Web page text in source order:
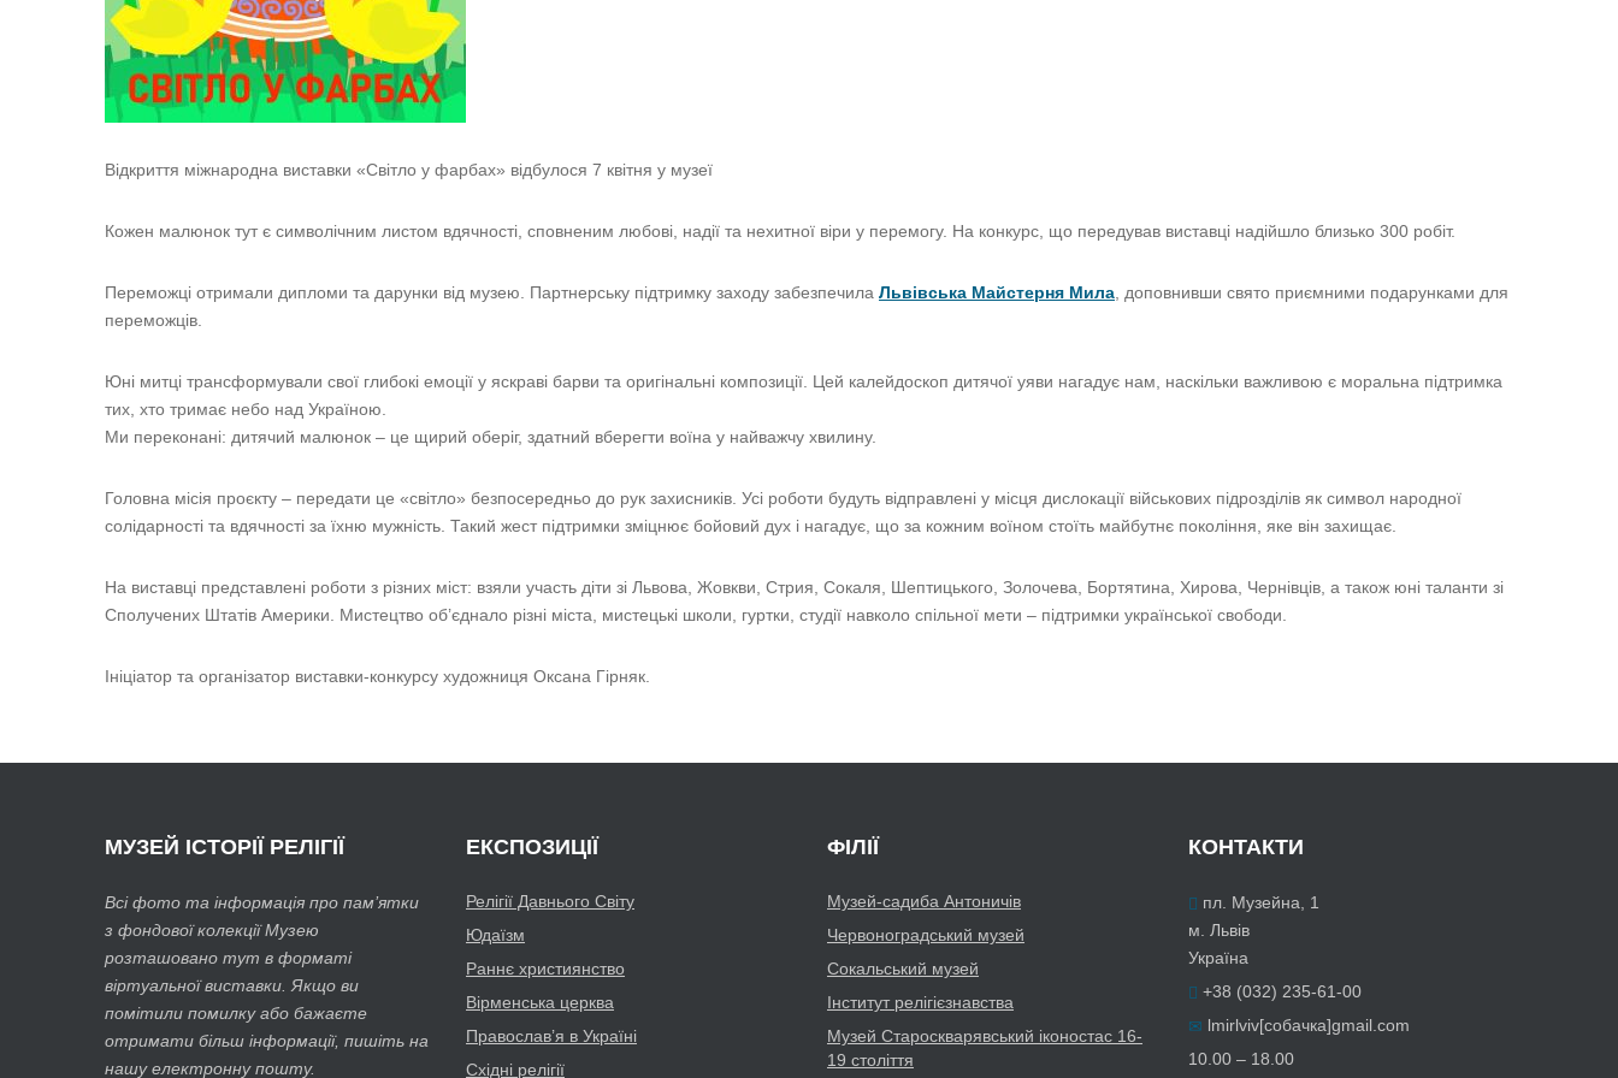
Відкриття міжнародна виставки «Світло у фарбах» відбулося 7 квітня у музеї
Кожен малюнок тут є символічним листом вдячності, сповненим любові, надії та нехитної віри у перемогу. На конкурс, що передував виставці надійшло близько 300 робіт.
Переможці отримали дипломи та дарунки від музею. Партнерську підтримку заходу забезпечила Львівська Майстерня Мила , доповнивши свято приємними подарунками для
переможців.
Юні митці трансформували свої глибокі емоції у яскраві барви та оригінальні композиції. Цей калейдоскоп дитячої уяви нагадує нам, наскільки важливою є моральна підтримка
тих, хто тримає небо над Україною.
Ми переконані: дитячий малюнок – це щирий оберіг, здатний вберегти воїна у найважчу хвилину.
Головна місія проєкту – передати це «світло» безпосередньо до рук захисників. Усі роботи будуть відправлені у місця дислокації військових підрозділів як символ народної
солідарності та вдячності за їхню мужність. Такий жест підтримки зміцнює бойовий дух і нагадує, що за кожним воїном стоїть майбутнє покоління, яке він захищає.
На виставці представлені роботи з різних міст: взяли участь діти зі Львова, Жовкви, Стрия, Сокаля, Шептицького, Золочева, Бортятина, Хирова, Чернівців, а також юні таланти зі
Сполучених Штатів Америки. Мистецтво об’єднало різні міста, мистецькі школи, гуртки, студії навколо спільної мети – підтримки української свободи.
Ініціатор та організатор виставки-конкурсу художниця Оксана Гірняк.
МУЗЕЙ ІСТОРІЇ РЕЛІГІЇ
Всі фото та інформація про пам’ятки
з фондової колекції Музею
розташовано тут в форматі
віртуальної виставки. Якщо ви
помітили помилку або бажаєте
отримати більш інформації, пишіть на
нашу електронну пошту.
ЕКСПОЗИЦІЇ
Релігії Давнього Світу
Юдаїзм
Раннє християнство
Вірменська церква
Православ’я в Україні
Східні релігії
ФІЛІЇ
Музей-садиба Антоничів
Червоноградський музей
Сокальський музей
Інститут релігієзнавства
Музей Староскварявський іконостас 16-
19 cтоліття
КОНТАКТИ
пл. Музейна, 1
м. Львів
Україна
+38 (032) 235-61-00
lmirlviv[собачка]gmail.com
10.00 – 18.00